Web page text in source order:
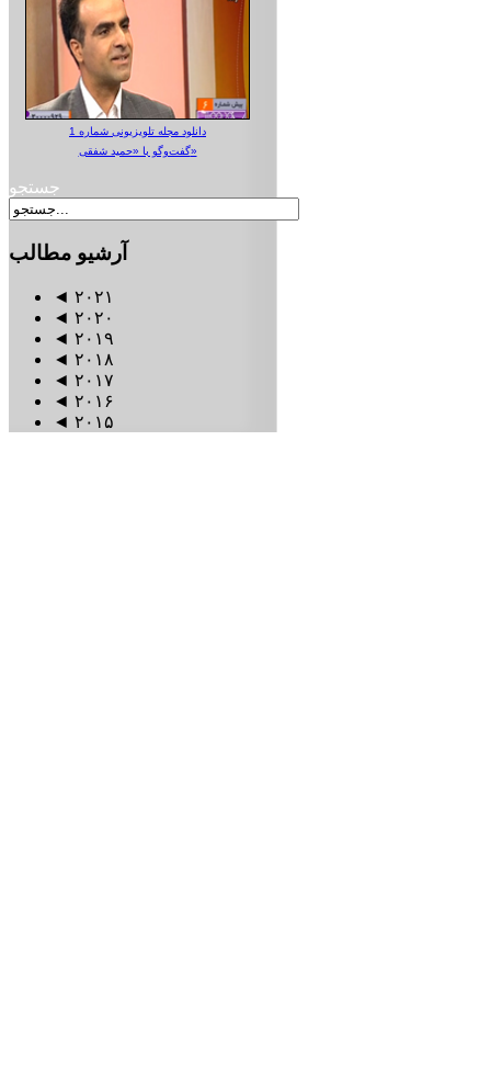
دانلود مجله تلویزیونی شماره 1
گفت‌وگو با «حمید شفقی»
جستجو
آرشیو مطالب
◄ ۲۰۲۱
◄ ۲۰۲۰
◄ ۲۰۱۹
◄ ۲۰۱۸
◄ ۲۰۱۷
◄ ۲۰۱۶
◄ ۲۰۱۵